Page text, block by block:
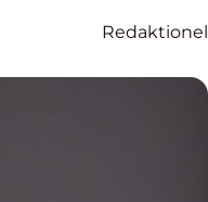
Redaktionel